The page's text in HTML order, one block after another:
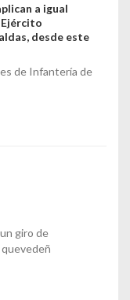
a igual
desde este
de Infantería de
giro de